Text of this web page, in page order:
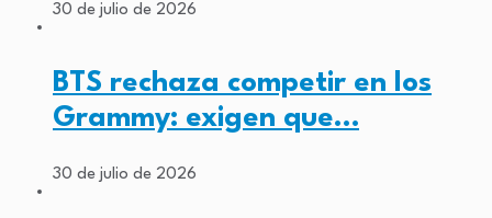
30 de julio de 2026
BTS rechaza competir en los
Grammy: exigen que…
30 de julio de 2026